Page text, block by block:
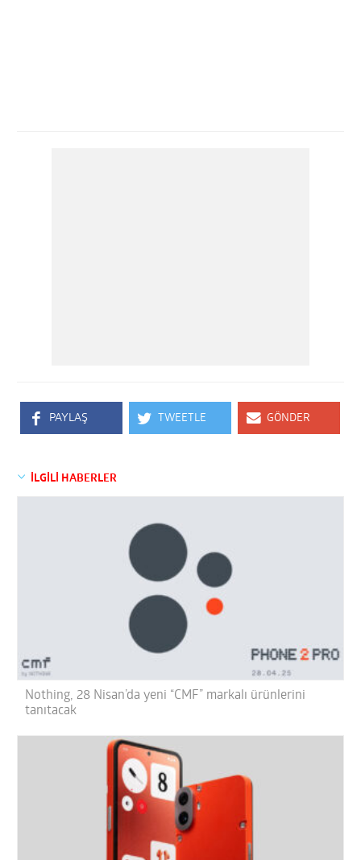
PAYLAŞ TWEETLE GÖNDER
İLGİLİ HABERLER
Nothing, 28 Nisan’da yeni “CMF” markalı ürünlerini
tanıtacak